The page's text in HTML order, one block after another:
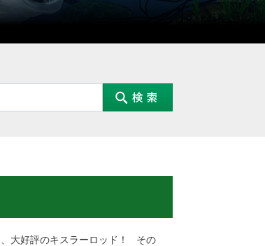
好評のキスラーロッド！ その